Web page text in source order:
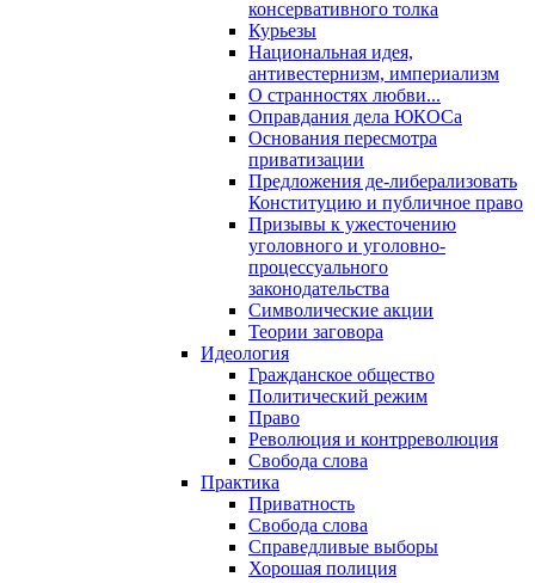
консервативного толка
Курьезы
Национальная идея,
антивестернизм, империализм
О странностях любви...
Оправдания дела ЮКОСа
Основания пересмотра
приватизации
Предложения де-либерализовать
Конституцию и публичное право
Призывы к ужесточению
уголовного и уголовно-
процессуального
законодательства
Символические акции
Теории заговора
Идеология
Гражданское общество
Политический режим
Право
Революция и контрреволюция
Свобода слова
Практика
Приватность
Свобода слова
Справедливые выборы
Хорошая полиция